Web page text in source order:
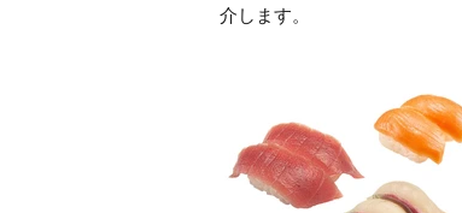
介します。